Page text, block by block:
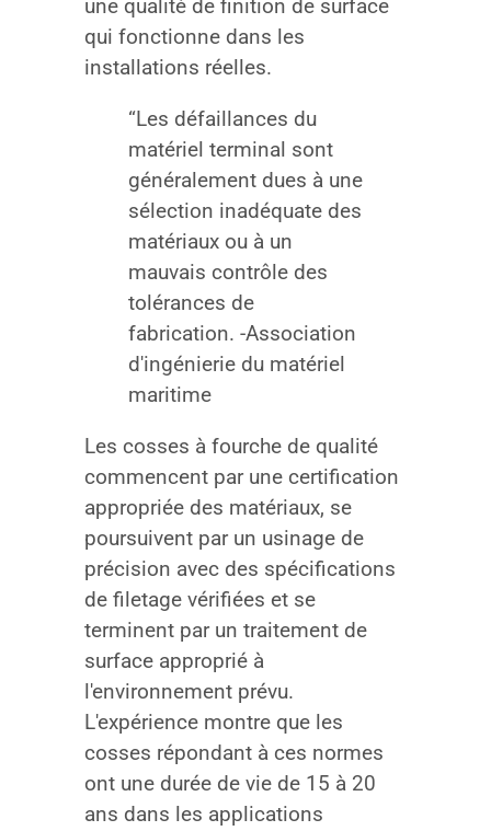
une qualité de finition de surface
qui fonctionne dans les
installations réelles.
“Les défaillances du
matériel terminal sont
généralement dues à une
sélection inadéquate des
matériaux ou à un
mauvais contrôle des
tolérances de
fabrication. -Association
d'ingénierie du matériel
maritime
Les cosses à fourche de qualité
commencent par une certification
appropriée des matériaux, se
poursuivent par un usinage de
précision avec des spécifications
de filetage vérifiées et se
terminent par un traitement de
surface approprié à
l'environnement prévu.
L'expérience montre que les
cosses répondant à ces normes
ont une durée de vie de 15 à 20
ans dans les applications